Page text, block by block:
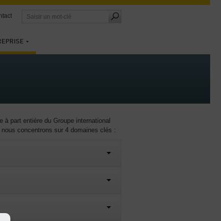
part entière du Groupe international
concentrons sur 4 domaines clés :